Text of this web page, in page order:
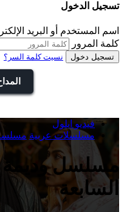
تسجيل الدخول
اسم المستخدم أو البريد
كلمة المرور
تسجيل دخول نسيت كلمة السر؟
المداح 6
فيديو ايلول
مسلسلات عربية
السابعة